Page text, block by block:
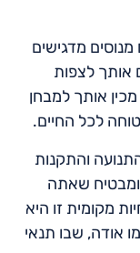
מדגישים
אותך לצפות
אותך למבחן
לכל החיים.
והתקנות
ומבטיח שאתה
מקומית זו היא
אודה, שבו תנאי